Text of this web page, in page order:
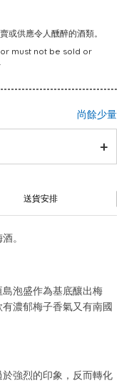
或供應令人醺醉的酒類。
must not be sold or
尚餘少量
送貨安排
。
泡盛作為基底釀出梅
濃郁梅子香氣又有南國
強烈的印象，反而轉化